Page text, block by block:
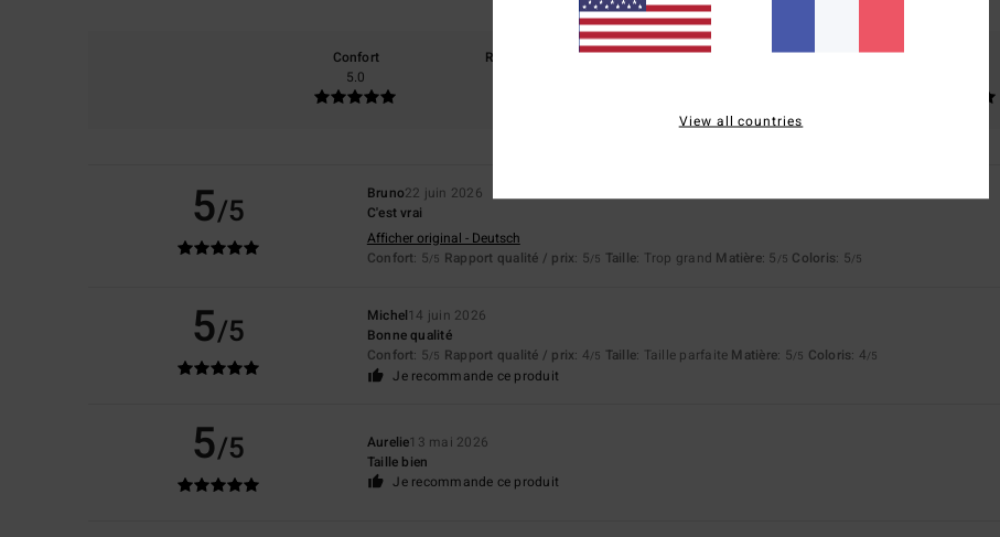
Confort
5.0
Rapport qualité / prix
Taille
5/5 Bruno22 juin 2026
C'est vrai
Afficher original - Deutsch
Confort: 5/5 Rapport qualité / prix: 5/5 Taille: Trop grand Matière: 5 /5 Coloris: 5/5
5/5 Michel14 juin 2026
Bonne qualité
Confort: 5/5 Rapport qualité / prix: 4/5 Taille: Taille parfaite Matière: 5/5 Coloris: 4/5
Je recommande ce produit
5/5 Aurelie13 mai 2026
Taille bien
Je recommande ce produit
View all countries